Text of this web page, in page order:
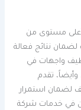
مستوى من
لضمان نتائج فعالة
واجهات في
تقدم
لضمان استمرار
في خدمات شركة